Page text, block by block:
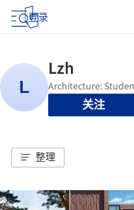
登录
关注
整理